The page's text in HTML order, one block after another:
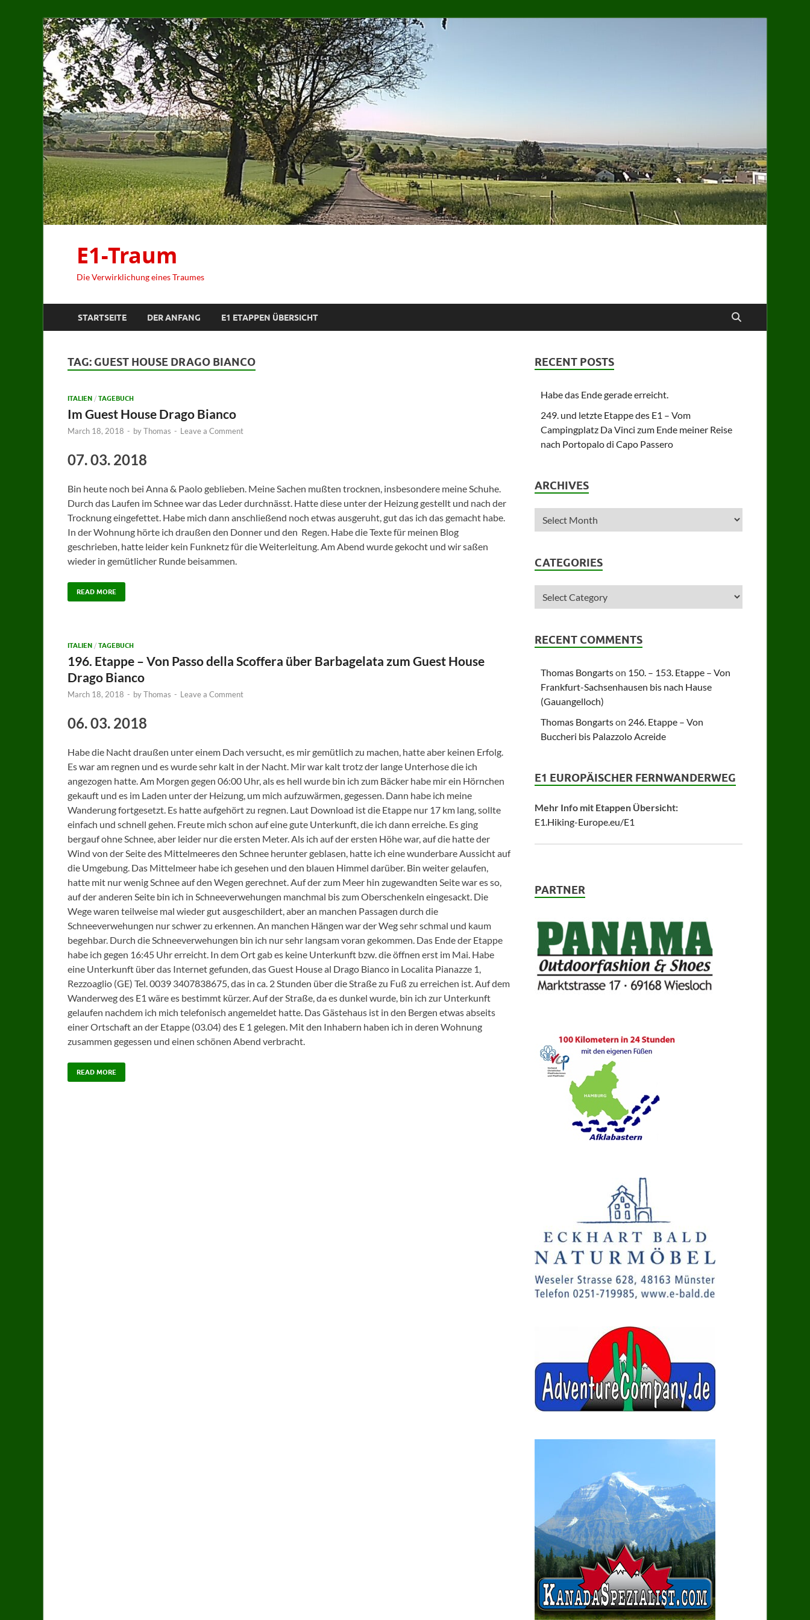
E1-Traum
Die Verwirklichung eines Traumes
STARTSEITE DER ANFANG E1 ETAPPEN ÜBERSICHT
TAG: GUEST HOUSE DRAGO BIANCO
ITALIEN / TAGEBUCH
Im Guest House Drago Bianco
March 18, 2018 - byThomas - Leave a Comment
07. 03. 2018
Bin heute noch bei Anna & Paolo geblieben. Meine Sachen mußten trocknen, insbesondere meine Schuhe.
Durch das Laufen im Schnee war das Leder durchnässt. Hatte diese unter der Heizung gestellt und nach der
Trocknung eingefettet. Habe mich dann anschließend noch etwas ausgeruht, gut das ich das gemacht habe.
In der Wohnung hörte ich draußen den Donner und den Regen. Habe die Texte für meinen Blog
geschrieben, hatte leider kein Funknetz für die Weiterleitung. Am Abend wurde gekocht und wir saßen
wieder in gemütlicher Runde beisammen.
READ MORE
ITALIEN / TAGEBUCH
196. Etappe – Von Passo della Scoffera über Barbagelata zum Guest House
Drago Bianco
March 18, 2018 - byThomas - Leave a Comment
06. 03. 2018
Habe die Nacht draußen unter einem Dach versucht, es mir gemütlich zu machen, hatte aber keinen Erfolg.
Es war am regnen und es wurde sehr kalt in der Nacht. Mir war kalt trotz der lange Unterhose die ich
angezogen hatte. Am Morgen gegen 06:00 Uhr, als es hell wurde bin ich zum Bäcker habe mir ein Hörnchen
gekauft und es im Laden unter der Heizung, um mich aufzuwärmen, gegessen. Dann habe ich meine
Wanderung fortgesetzt. Es hatte aufgehört zu regnen. Laut Download ist die Etappe nur 17 km lang, sollte
einfach und schnell gehen. Freute mich schon auf eine gute Unterkunft, die ich dann erreiche. Es ging
bergauf ohne Schnee, aber leider nur die ersten Meter. Als ich auf der ersten Höhe war, auf die hatte der
Wind von der Seite des Mittelmeeres den Schnee herunter geblasen, hatte ich eine wunderbare Aussicht auf
die Umgebung. Das Mittelmeer habe ich gesehen und den blauen Himmel darüber. Bin weiter gelaufen,
hatte mit nur wenig Schnee auf den Wegen gerechnet. Auf der zum Meer hin zugewandten Seite war es so,
auf der anderen Seite bin ich in Schneeverwehungen manchmal bis zum Oberschenkeln eingesackt. Die
Wege waren teilweise mal wieder gut ausgeschildert, aber an manchen Passagen durch die
Schneeverwehungen nur schwer zu erkennen. An manchen Hängen war der Weg sehr schmal und kaum
begehbar. Durch die Schneeverwehungen bin ich nur sehr langsam voran gekommen. Das Ende der Etappe
habe ich gegen 16:45 Uhr erreicht. In dem Ort gab es keine Unterkunft bzw. die öffnen erst im Mai. Habe
eine Unterkunft über das Internet gefunden, das Guest House al Drago Bianco in Localita Pianazze 1,
Rezzoaglio (GE) Tel. 0039 3407838675, das in ca. 2 Stunden über die Straße zu Fuß zu erreichen ist. Auf dem
Wanderweg des E1 wäre es bestimmt kürzer. Auf der Straße, da es dunkel wurde, bin ich zur Unterkunft
gelaufen nachdem ich mich telefonisch angemeldet hatte. Das Gästehaus ist in den Bergen etwas abseits
einer Ortschaft an der Etappe (03.04) des E 1 gelegen. Mit den Inhabern haben ich in deren Wohnung
zusammen gegessen und einen schönen Abend verbracht.
READ MORE
RECENT POSTS
Habe das Ende gerade erreicht.
249. und letzte Etappe des E1 – Vom
Campingplatz Da Vinci zum Ende meiner Reise
nach Portopalo di Capo Passero
ARCHIVES
CATEGORIES
RECENT COMMENTS
Thomas Bongartson 150. – 153. Etappe – Von
Frankfurt-Sachsenhausen bis nach Hause
(Gauangelloch)
Thomas Bongartson 246. Etappe – Von
Buccheri bis Palazzolo Acreide
E1 EUROPÄISCHER FERNWANDERWEG
Mehr Info mit Etappen Übersicht:
E1.Hiking-Europe.eu/E1
PARTNER